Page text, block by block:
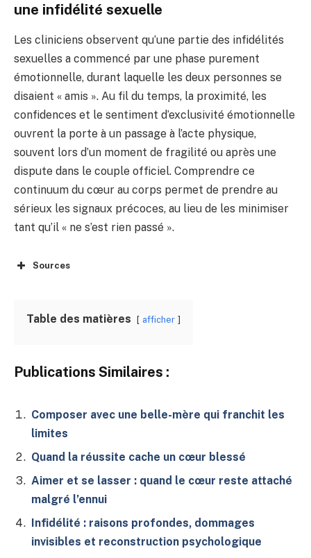
une infidélité sexuelle
Les cliniciens observent qu’une partie des infidélités
sexuelles a commencé par une phase purement
émotionnelle, durant laquelle les deux personnes se
disaient « amis ». Au fil du temps, la proximité, les
confidences et le sentiment d’exclusivité émotionnelle
ouvrent la porte à un passage à l’acte physique,
souvent lors d’un moment de fragilité ou après une
dispute dans le couple officiel. Comprendre ce
continuum du cœur au corps permet de prendre au
sérieux les signaux précoces, au lieu de les minimiser
tant qu’il « ne s’est rien passé ».
Sources
Table des matières afficher
Publications Similaires :
Composer avec une belle-mère qui franchit les
limites
Quand la réussite cache un cœur blessé
Aimer et se lasser : quand le cœur reste attaché
malgré l’ennui
Infidélité : raisons profondes, dommages
invisibles et reconstruction psychologique